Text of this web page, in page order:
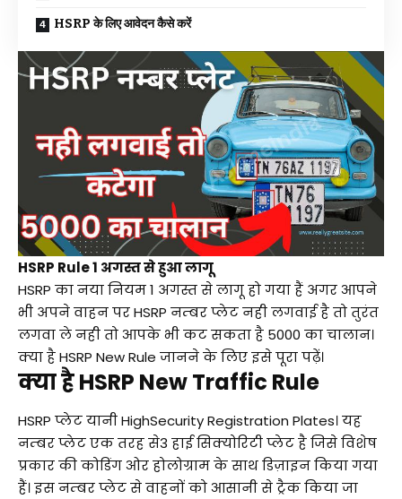
HSRP के लिए आवेदन कैसे करें
HSRP Rule 1 अगस्त से हुआ लागू
HSRP का नया नियम 1 अगस्त से लागू हो गया हैं अगर आपने
भी अपने वाहन पर HSRP नम्बर प्लेट नही लगवाई है तो तुरंत
लगवा ले नही तो आपके भी कट सकता है 5000 का चालान।
क्या है HSRP New Rule जानने के लिए इसे पूरा पढ़ें।
क्या है HSRP New Traffic Rule
HSRP प्लेट यानी HighSecurity Registration Plates। यह
नम्बर प्लेट एक तरह से3 हाई सिक्योरिटी प्लेट है जिसे विशेष
प्रकार की कोडिंग ओर होलोग्राम के साथ डिज़ाइन किया गया
हैं। इस नम्बर प्लेट से वाहनों को आसानी से ट्रैक किया जा